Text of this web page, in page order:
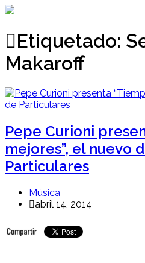
Ir
contenido
Etiquetado:
Makaroff
Pepe Curioni
mejores”, el nuevo
Particulares
Música
abril 14, 2014